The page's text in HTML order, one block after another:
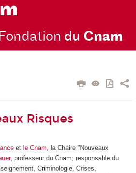
du Cnam
Risques
et le Cnam, la Chaire "Nouveaux
, professeur du Cnam, responsable du
Criminologie, Crises,